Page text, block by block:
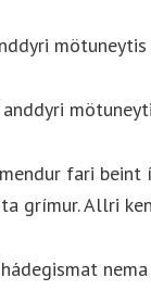
mötuneytis
fari beint
grímur. Allri